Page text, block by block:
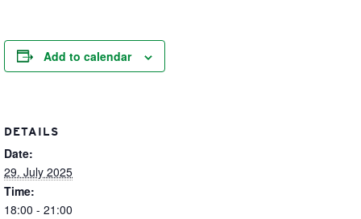
Add to calendar
DETAILS
Date:
29. July 2025
Time:
18:00 - 21:00